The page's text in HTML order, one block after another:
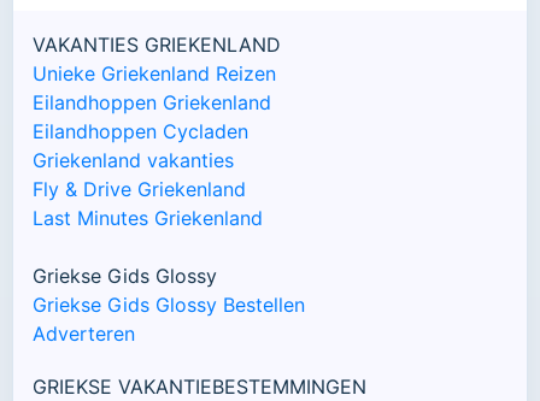
VAKANTIES GRIEKENLAND
Unieke Griekenland Reizen
Eilandhoppen Griekenland
Eilandhoppen Cycladen
Griekenland vakanties
Fly & Drive Griekenland
Last Minutes Griekenland
Griekse Gids Glossy
Griekse Gids Glossy Bestellen
Adverteren
GRIEKSE VAKANTIEBESTEMMINGEN